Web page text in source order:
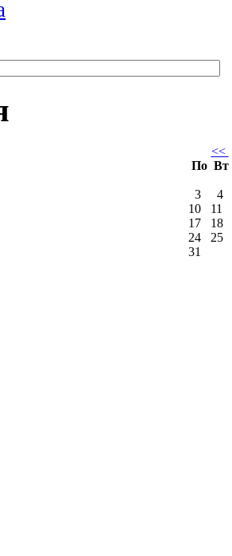
<<
По Вт
3
4
10
11
17
18
24
25
31